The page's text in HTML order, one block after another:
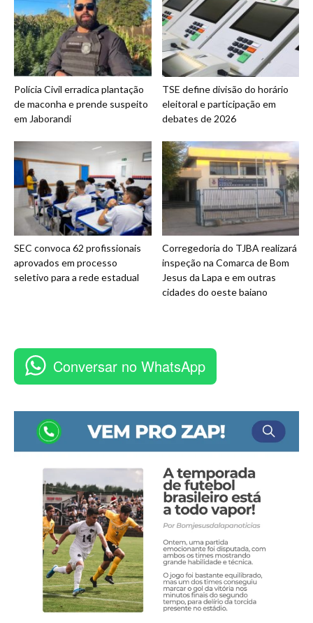
Polícia Civil erradica plantação
de maconha e prende suspeito
em Jaborandi
TSE define divisão do horário
eleitoral e participação em
debates de 2026
SEC convoca 62 profissionais
aprovados em processo
seletivo para a rede estadual
Corregedoria do TJBA realizará
inspeção na Comarca de Bom
Jesus da Lapa e em outras
cidades do oeste baiano
Conversar no WhatsApp